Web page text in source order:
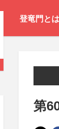
登竜門とは
第